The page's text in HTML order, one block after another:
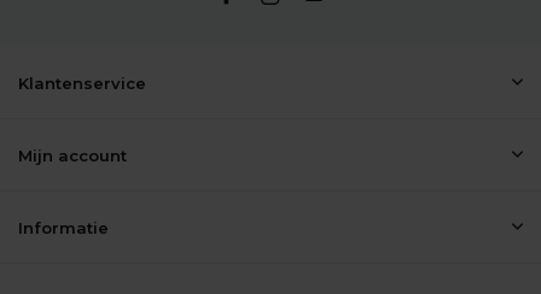
Klantenservice
Mijn account
Informatie